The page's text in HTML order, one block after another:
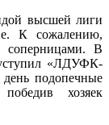
высшей лиги
К сожалению,
соперницами. В
«ЛДУФК-
подопечные
хозяек